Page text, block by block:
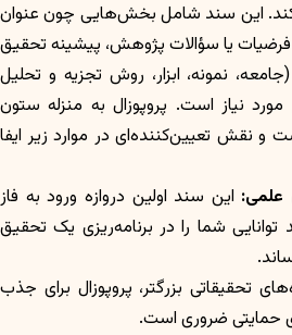
این سند شامل بخش‌هایی چون عنوان
یا سؤالات پژوهش، پیشینه تحقیق
نمونه، ابزار، روش تجزیه و تحلیل
مورد نیاز است. پروپوزال به منزله ستون
و نقش تعیین‌کننده‌ای در موارد زیر ایفا
علمی: این سند اولین دروازه ورود به فاز
شما را در برنامه‌ریزی یک تحقیق
تحقیقاتی بزرگتر، پروپوزال برای جذب
حمایتی ضروری است.